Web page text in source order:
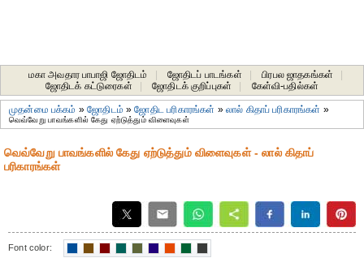
மகா அவதார பாபாஜி ஜோதிடம் ஜோதிடப் பாடங்கள் பிரபல ஜாதகங்கள்
ஜோதிடக் கட்டுரைகள்
ஜோதிடக் குறிப்புகள் கேள்வி-பதில்கள்
முதன்மை பக்கம் »ஜோதிடம் »ஜோதிட ப‌ரிகார‌ங்க‌ள் » லால் கிதாப் பரிகாரங்கள் »
வெவ்வேறு பாவங்களில் கேது ஏற்டுத்தும் விளைவுகள்
வெவ்வேறு பாவங்களில் கேது ஏற்டுத்தும் விளைவுகள் - லால் கிதாப்
பரிகாரங்கள்
Font color: